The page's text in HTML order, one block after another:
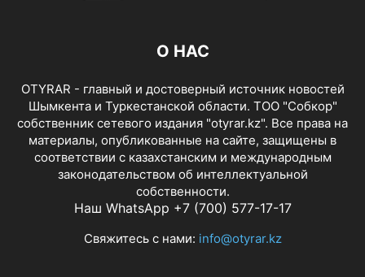
О НАС
OTYRAR - главный и достоверный источник новостей
Шымкента и Туркестанской области. ТОО "Собкор"
собственник сетевого издания "otyrar.kz". Все права на
материалы, опубликованные на сайте, защищены в
соответствии с казахстанским и международным
законодательством об интеллектуальной
собственности.
Наш WhatsApp +7 (700) 577-17-17
Свяжитесь с нами: info@otyrar.kz